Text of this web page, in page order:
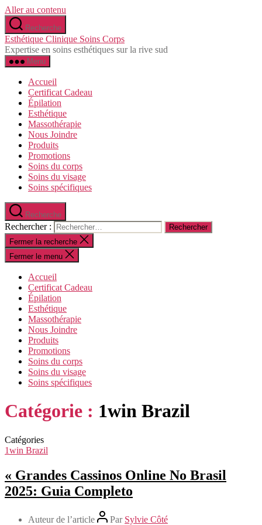
Aller au contenu
Recherche
Esthétique Clinique Soins Corps
Expertise en soins esthétiques sur la rive sud
Menu
Accueil
Certificat Cadeau
Épilation
Esthétique
Massothérapie
Nous Joindre
Produits
Promotions
Soins du corps
Soins du visage
Soins spécifiques
Recherche
Rechercher :
Fermer la recherche
Fermer le menu
Accueil
Certificat Cadeau
Épilation
Esthétique
Massothérapie
Nous Joindre
Produits
Promotions
Soins du corps
Soins du visage
Soins spécifiques
Catégorie : 1win Brazil
Catégories
1win Brazil
« Grandes Cassinos Online No Brasil
2025: Guia Completo
Auteur de l’article Par Sylvie Côté